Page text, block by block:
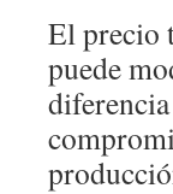
El precio
puede